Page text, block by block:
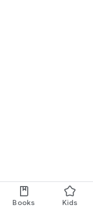
Books Kids